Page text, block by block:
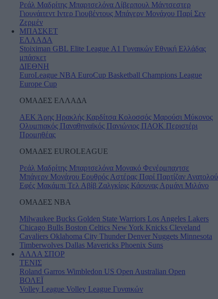
Ρεάλ Μαδρίτης Μπαρτσελόνα Λίβερπουλ Μάντσεστερ
Γιουνάιτεντ Ιντερ Γιουβέντους Μπάγερν Μονάχου Παρί Σεν
Ζερμέν
ΜΠΑΣΚΕΤ
ΕΛΛΑΔΑ
Stoiximan GBL Elite League Α1 Γυναικών Εθνική Ελλάδας
μπάσκετ
ΔΙΕΘΝΗ
EuroLeague NBA EuroCup Basketball Champions League
Europe Cup
ΟΜΑΔΕΣ ΕΛΛΑΔΑ
ΑΕΚ Άρης Ηρακλής Καρδίτσα Κολοσσός Μαρούσι Μύκονος
Ολυμπιακός Παναθηναϊκός Πανιώνιος ΠΑΟΚ Περιστέρι
Προμηθέας
ΟΜΑΔΕΣ EUROLEAGUE
Ρεάλ Μαδρίτης Μπαρτσελόνα Μονακό Φενέρμπαχτσε
Μπάγερν Μονάχου Ερυθρός Αστέρας Παρί Παρτίζαν Ανατολού
Εφές Μακάμπι Τελ Αβίβ Ζαλγκίρις Κάουνας Αρμάνι Μιλάνο
ΟΜΑΔΕΣ ΝΒΑ
Milwaukee Bucks Golden State Warriors Los Angeles Lakers
Chicago Bulls Boston Celtics New York Knicks Cleveland
Cavaliers Oklahoma City Thunder Denver Nuggets Minnesota
Timberwolves Dallas Mavericks Phoenix Suns
ΑΛΛΑ ΣΠΟΡ
ΤΕΝΙΣ
Roland Garros Wimbledon US Open Australian Open
ΒΟΛΕΪ
Volley League Volley League Γυναικών